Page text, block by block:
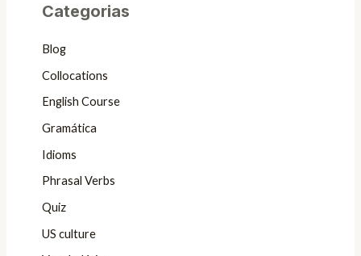
Categorias
Blog
Collocations
English Course
Gramática
Idioms
Phrasal Verbs
Quiz
US culture